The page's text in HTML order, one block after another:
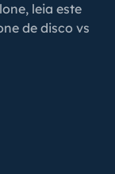
leia este
de disco vs